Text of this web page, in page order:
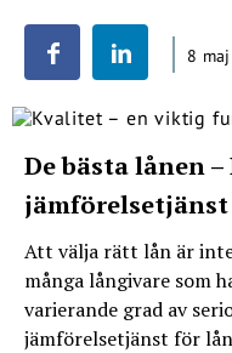
8
De bästa lånen
Att välja rätt lån är
många långivare som
varierande grad av
jämförelsetjänst för